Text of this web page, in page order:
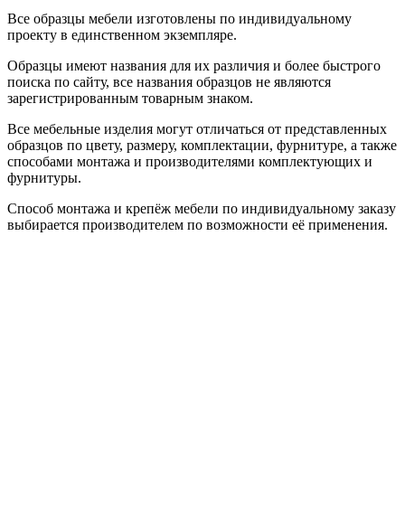
Все образцы мебели изготовлены по индивидуальному
проекту в единственном экземпляре.
Образцы имеют названия для их различия и более быстрого
поиска по сайту, все названия образцов не являются
зарегистрированным товарным знаком.
Все мебельные изделия могут отличаться от представленных
образцов по цвету, размеру, комплектации, фурнитуре, а также
способами монтажа и производителями комплектующих и
фурнитуры.
Способ монтажа и крепёж мебели по индивидуальному заказу
выбирается производителем по возможности её применения.